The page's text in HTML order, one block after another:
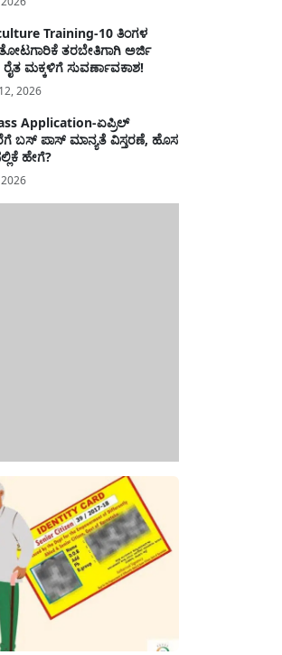
Training-10 ತಿಂಗಳ
ತರಬೇತಿಗಾಗಿ ಅರ್ಜಿ
ರೈತ ಮಕ್ಕಳಿಗೆ ಸುವರ್ಣಾವಕಾಶ!
2026
Application-ಏಪ್ರಿಲ್
ಬಸ್ ಪಾಸ್ ಮಾನ್ಯತೆ ವಿಸ್ತರಣೆ, ಹೊಸ
ಹೇಗೆ?